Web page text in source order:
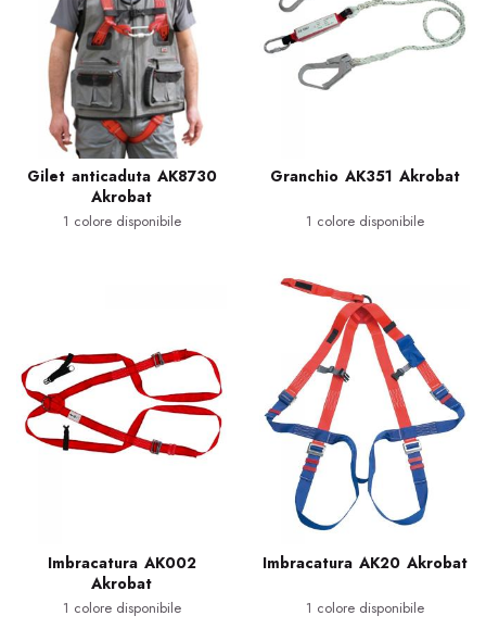
Gilet anticaduta AK8730
Akrobat
1 colore disponibile
Granchio AK351 Akrobat
1 colore disponibile
Imbracatura AK002
Akrobat
1 colore disponibile
Imbracatura AK20 Akrobat
1 colore disponibile